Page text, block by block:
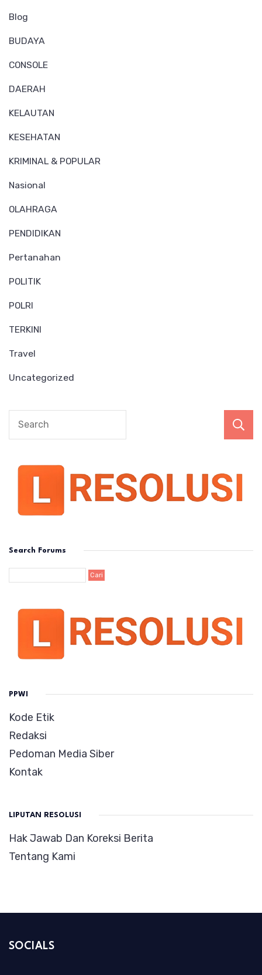
Blog
BUDAYA
CONSOLE
DAERAH
KELAUTAN
KESEHATAN
KRIMINAL & POPULAR
Nasional
OLAHRAGA
PENDIDIKAN
Pertanahan
POLITIK
POLRI
TERKINI
Travel
Uncategorized
Search Forums
PPWI
Kode Etik
Redaksi
Pedoman Media Siber
Kontak
LIPUTAN RESOLUSI
Hak Jawab Dan Koreksi Berita
Tentang Kami
SOCIALS